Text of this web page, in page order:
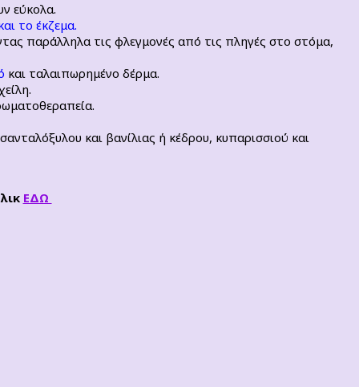
εύκολα.
το έκζεμα.
παράλληλα τις φλεγμονές από τις πληγές στο στόμα,
και ταλαιπωρημένο δέρμα.
και βανίλιας ή κέδρου, κυπαρισσιού και
ΕΔΩ